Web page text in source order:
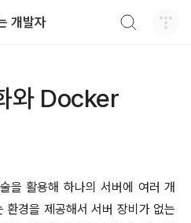
개발자
와 Docker
을 활용해 하나의 서버에 여러 개
환경을 제공해서 서버 장비가 없는